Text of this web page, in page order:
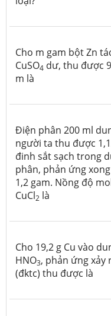
Cho m gam bột Zn
CuSO4 dư, thu được
m là
Điện phân 200 ml
người ta thu được
đinh sắt sạch trong
phân, phản ứng
1,2 gam. Nồng độ
CuCl2 là
Cho 19,2 g Cu vào
HNO3, phản ứng xảy
(đktc) thu được là